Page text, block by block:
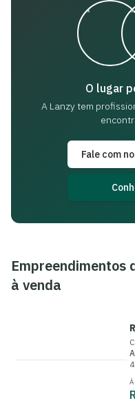
O lugar
A Lanzy tem
Fale com
Empreendimentos
à venda